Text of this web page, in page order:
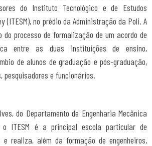
do Instituto Tecnológico e de Estudos
(ITESM), no prédio da Administração da Poli. A
processo de formalização de um acordo de
entre as duas instituições de ensino,
de alunos de graduação e pós-graduação,
pesquisadores e funcionários.
do Departamento de Engenharia Mecânica
ITESM é a principal escola particular de
e realiza, além da formação de engenheiros,